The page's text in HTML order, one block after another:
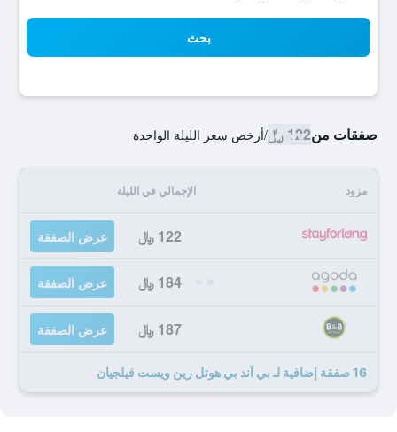
بحث
صفقات من122 ﷼ /أرخص سعر الليلة الواحدة
مزود الإجمالي في الليلة
122 ﷼ عرض الصفقة
184 ﷼ عرض الصفقة
187 ﷼ عرض الصفقة
16 صفقة إضافية لـ بي آند بي هوتل رين ويست فيلجيان